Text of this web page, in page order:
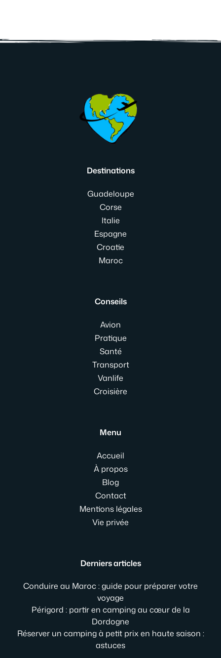
Destinations
Guadeloupe
Corse
Italie
Espagne
Croatie
Maroc
Conseils
Avion
Pratique
Santé
Transport
Vanlife
Croisière
Menu
Accueil
À propos
Blog
Contact
Mentions légales
Vie privée
Derniers articles
Conduire au Maroc : guide pour préparer votre
voyage
Périgord : partir en camping au cœur de la
Dordogne
Réserver un camping à petit prix en haute saison :
astuces